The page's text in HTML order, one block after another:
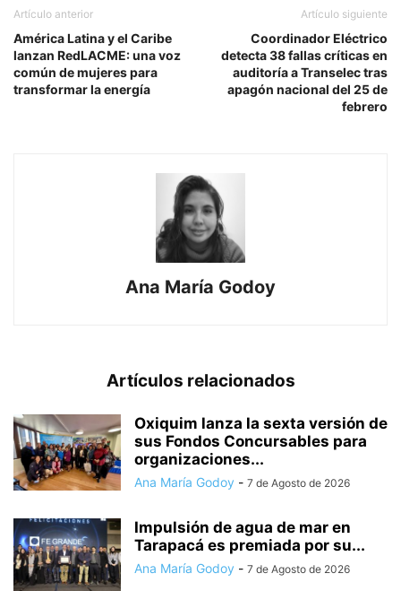
Artículo anterior
América Latina y el Caribe
lanzan RedLACME: una voz
común de mujeres para
transformar la energía
Artículo siguiente
Coordinador Eléctrico
detecta 38 fallas críticas en
auditoría a Transelec tras
apagón nacional del 25 de
febrero
Ana María Godoy
Artículos relacionados
Oxiquim lanza la sexta versión de
sus Fondos Concursables para
organizaciones...
Ana María Godoy - 7 de Agosto de 2026
Impulsión de agua de mar en
Tarapacá es premiada por su...
Ana María Godoy - 7 de Agosto de 2026